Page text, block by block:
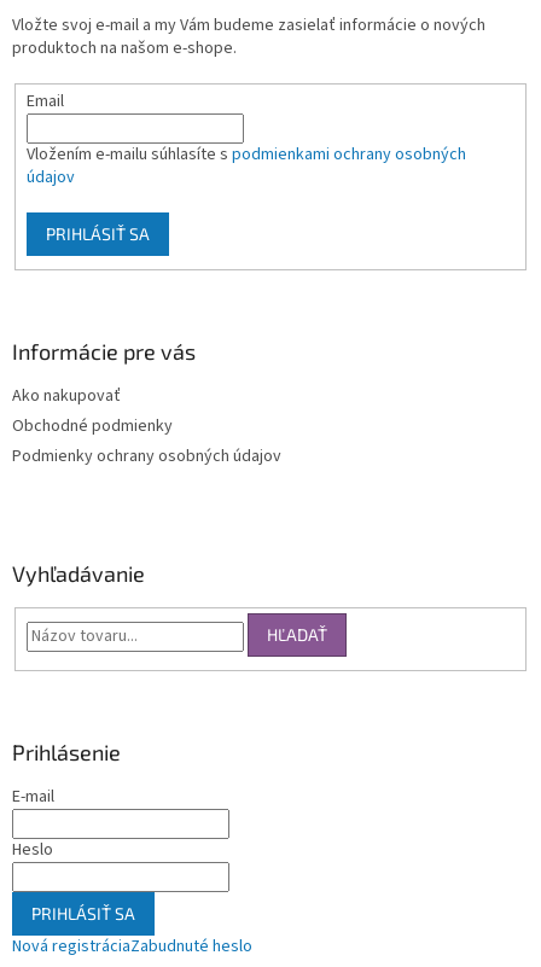
Vložte svoj e-mail a my Vám budeme zasielať informácie o nových
produktoch na našom e-shope.
Email
Vložením e-mailu súhlasíte s podmienkami ochrany osobných
údajov
PRIHLÁSIŤ SA
Informácie pre vás
Ako nakupovať
Obchodné podmienky
Podmienky ochrany osobných údajov
Vyhľadávanie
HĽADAŤ
Prihlásenie
E-mail
Heslo
PRIHLÁSIŤ SA
Nová registráciaZabudnuté heslo